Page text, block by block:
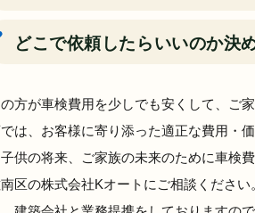
どこで依頼したらいいのか決
方が車検費用を少しでも安くして、ご
は、お客様に寄り添った適正な費用・
供の将来、ご家族の未来のために車検
区の株式会社Kオートにご相談ください